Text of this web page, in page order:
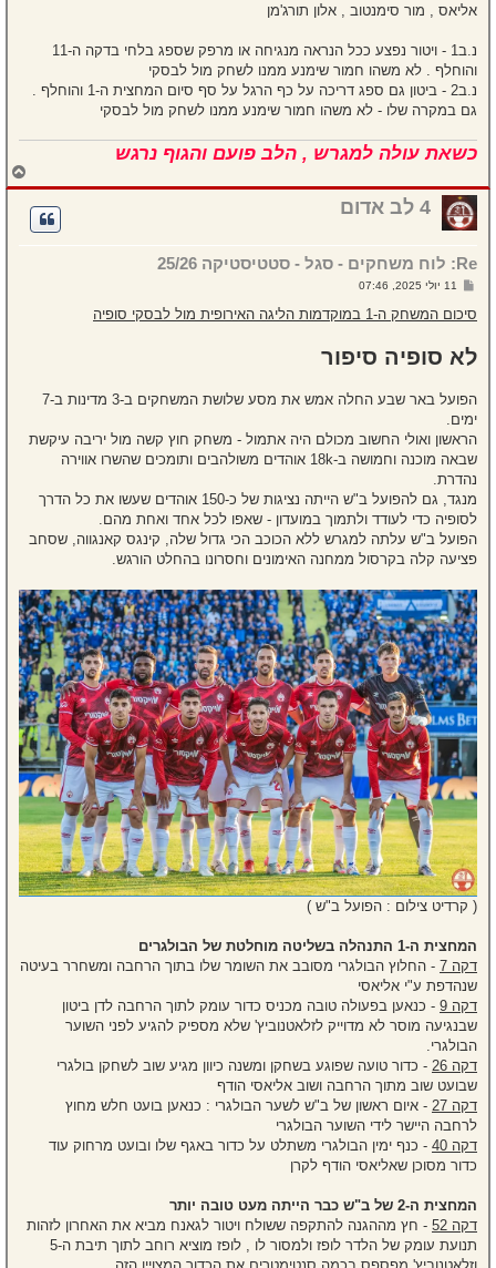
אליאס , מור סימנטוב , אלון תורג'מן
נ.ב1 - ויטור נפצע ככל הנראה מנגיחה או מרפק שספג בלחי בדקה ה-11
והוחלף . לא משהו חמור שימנע ממנו לשחק מול לבסקי
נ.ב2 - ביטון גם ספג דריכה על כף הרגל על סף סיום המחצית ה-1 והוחלף .
גם במקרה שלו - לא משהו חמור שימנע ממנו לשחק מול לבסקי
כשאת עולה למגרש , הלב פועם והגוף נרגש
ח
ז
4 לב אדום
Re: לוח משחקים - סגל - סטטיסטיקה 25/26
ש
י
ח
11 יולי 2025, 07:46
סיכום המשחק ה-1 במוקדמות הליגה האירופית מול לבסקי סופיה
לא סופיה סיפור
הפועל באר שבע החלה אמש את מסע שלושת המשחקים ב-3 מדינות ב-7
ימים.
הראשון ואולי החשוב מכולם היה אתמול - משחק חוץ קשה מול יריבה עיקשת
שבאה מוכנה וחמושה ב-18k אוהדים משולהבים ותומכים שהשרו אווירה
נהדרת.
מנגד, גם להפועל ב"ש הייתה נציגות של כ-150 אוהדים שעשו את כל הדרך
לסופיה כדי לעודד ולתמוך במועדון - שאפו לכל אחד ואחת מהם.
הפועל ב"ש עלתה למגרש ללא הכוכב הכי גדול שלה, קינגס קאנגווה, שסחב
פציעה קלה בקרסול ממחנה האימונים וחסרונו בהחלט הורגש.
( קרדיט צילום : הפועל ב"ש )
המחצית ה-1 התנהלה בשליטה מוחלטת של הבולגרים
דקה 7 - החלוץ הבולגרי מסובב את השומר שלו בתוך הרחבה ומשחרר בעיטה
שנהדפת ע"י אליאסי
דקה 9 - כנאען בפעולה טובה מכניס כדור עומק לתוך הרחבה לדן ביטון
שבנגיעה מוסר לא מדוייק לזלאטנוביץ' שלא מספיק להגיע לפני השוער
הבולגרי.
דקה 26
- כדור טועה שפוגע בשחקן ומשנה כיוון מגיע שוב לשחקן בולגרי
שבועט שוב מתוך הרחבה ושוב אליאסי הודף
דקה 27
- איום ראשון של ב"ש לשער הבולגרי : כנאען בועט חלש מחוץ
לרחבה היישר לידי השוער הבולגרי
דקה 40
- כנף ימין הבולגרי משתלט על כדור באגף שלו ובועט מרחוק עוד
כדור מסוכן שאליאסי הודף לקרן
המחצית ה-2 של ב"ש כבר הייתה מעט טובה יותר
דקה 52
- חץ מההגנה להתקפה ששולח ויטור לגאנח מביא את האחרון לזהות
תנועת עומק של הלדר לופז ולמסור לו , לופז מוציא רוחב לתוך תיבת ה-5
וזלאטנוביץ' מפספס בכמה סנטימטרים את הכדור המצויין הזה.